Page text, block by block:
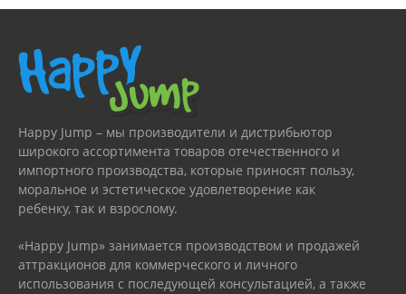
Happy Jump – мы производители и дистрибьютор
широкого ассортимента товаров отечественного и
импортного производства, которые приносят пользу,
моральное и эстетическое удовлетворение как
ребенку, так и взрослому.
«Happy Jump» занимается производством и продажей
аттракционов для коммерческого и личного
использования с последующей консультацией, а также